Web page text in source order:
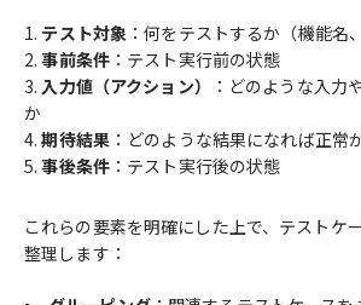
テスト対象 ：何をテストするか（機能名
事前条件：テスト実行前の状態
入力値（アクション）
：どのような入力
か
期待結果：どのような結果になれば正常
事後条件：テスト実行後の状態
これらの要素を明確にした上で、テストケ
整理します：